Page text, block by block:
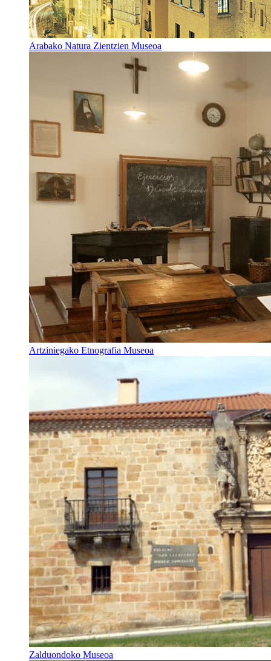
Arabako Natura Zientzien Museoa
Artziniegako Etnografia Museoa
Zalduondoko Museoa